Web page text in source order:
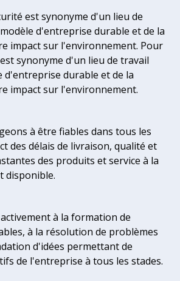
est synonyme d'un lieu de
d'entreprise durable et de la
impact sur l'environnement. Pour
synonyme d'un lieu de travail
d'entreprise durable et de la
impact sur l'environnement.
à être fiables dans tous les
des délais de livraison, qualité et
des produits et service à la
disponible.
à la formation de
à la résolution de problèmes
d'idées permettant de
de l'entreprise à tous les stades.